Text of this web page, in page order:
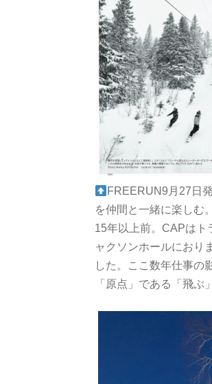
FREERUN9月27日
を仲間と一緒に楽しむ
15年以上前。CAPはト
ャクソンホールにおり
した。ここ数年仕事の
「原点」である「飛